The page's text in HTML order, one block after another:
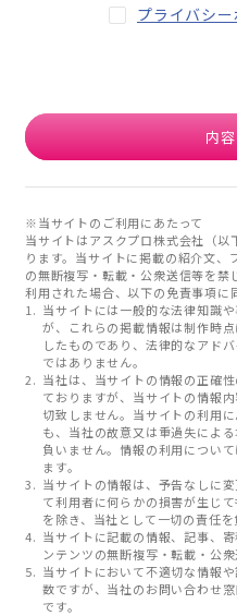
プライバシ
内
※当サイトのご利用にあたって
当サイトはアスクプロ株式会社（
ります。当サイトに掲載の紹介文、
の無断複写・転載・公衆送信等を禁
利用された場合、以下の免責事項に
当サイトには一般的な法律知識
が、これらの掲載情報は制作時
したものであり、法律的なアド
ではありません。
当社は、当サイトの情報の正確
ておりますが、当サイトの情報
切致しません。当サイトの利用
も、当社の故意又は重過失によ
負いません。情報の利用につい
ます。
当サイトの情報は、予告なしに
て利用者に何らかの損害が生じ
を除き、当社として一切の責任を
当サイトに記載の情報、記事、
ンテンツの無断複写・転載・公衆
当サイトにおいて不適切な情報
数ですが、当社のお問い合わせ
です。